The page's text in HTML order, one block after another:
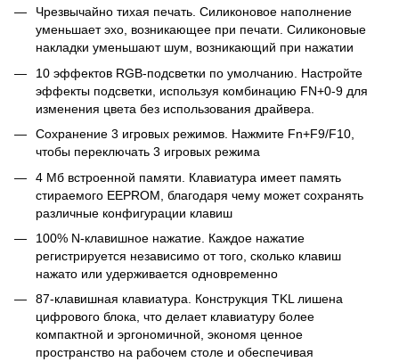
Чрезвычайно тихая печать. Силиконовое наполнение
уменьшает эхо, возникающее при печати. Силиконовые
накладки уменьшают шум, возникающий при нажатии
10 эффектов RGB-подсветки по умолчанию. Настройте
эффекты подсветки, используя комбинацию FN+0-9 для
изменения цвета без использования драйвера.
Сохранение 3 игровых режимов. Нажмите Fn+F9/F10,
чтобы переключать 3 игровых режима
4 Mб встроенной памяти. Клавиатура имеет память
стираемого EEPROM, благодаря чему может сохранять
различные конфигурации клавиш
100% N-клавишное нажатие. Каждое нажатие
регистрируется независимо от того, сколько клавиш
нажато или удерживается одновременно
87-клавишная клавиатура. Конструкция TKL лишена
цифрового блока, что делает клавиатуру более
компактной и эргономичной, экономя ценное
пространство на рабочем столе и обеспечивая